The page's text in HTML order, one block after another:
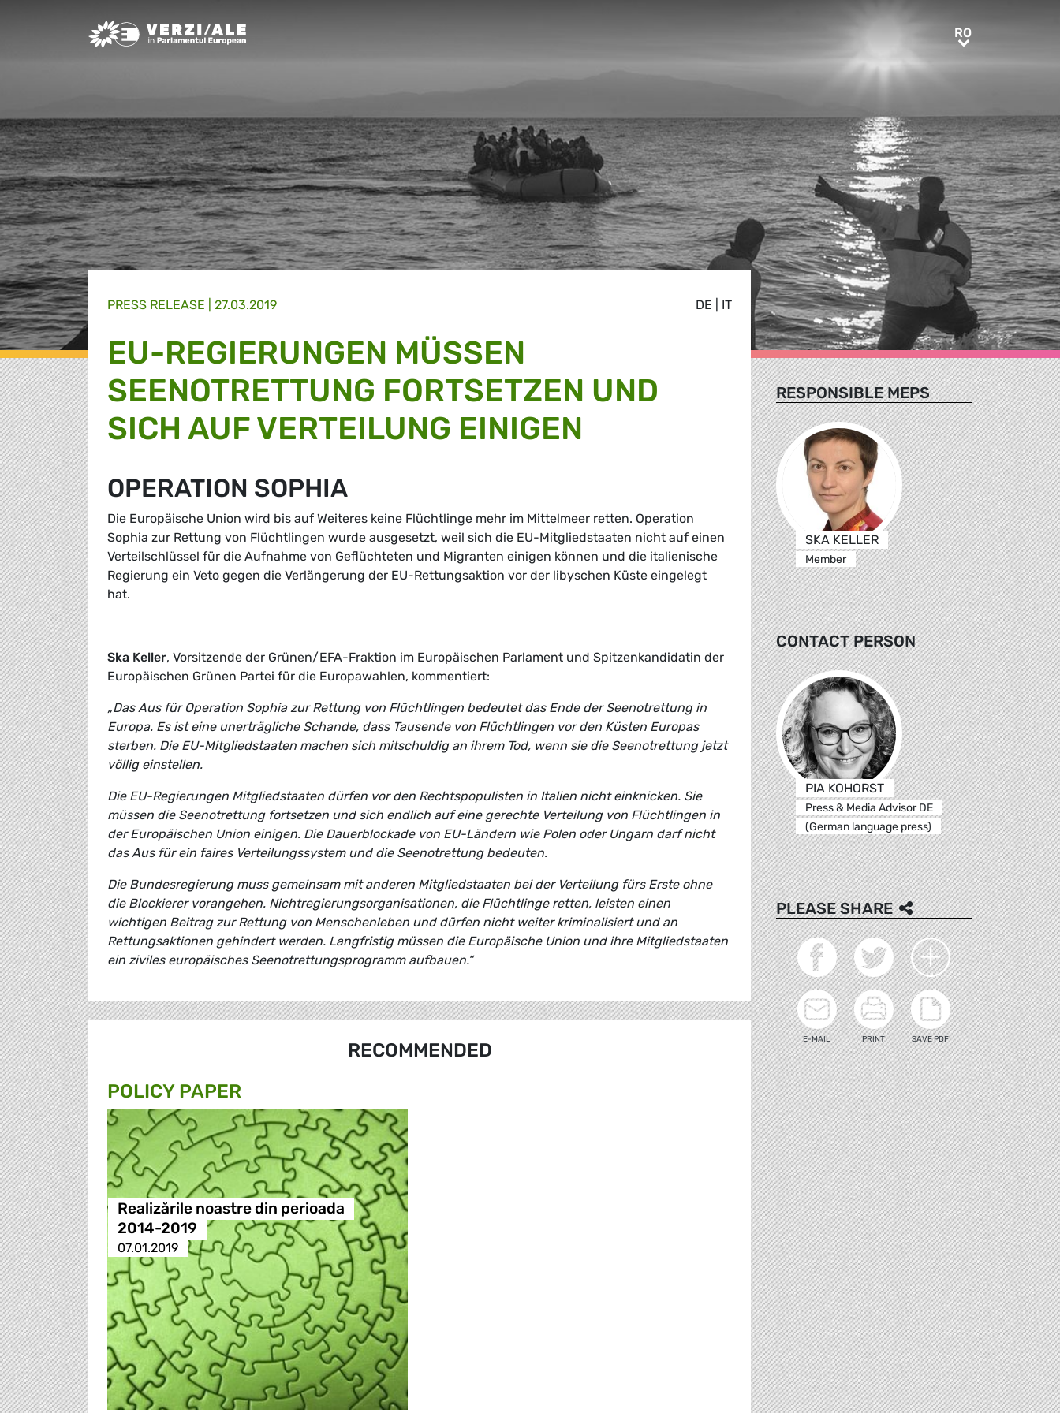
Greens/EFA Home RORO
DE IT
PRESS RELEASE | 27.03.2019
EU-REGIERUNGEN MÜSSEN
SEENOTRETTUNG FORTSETZEN UND
SICH AUF VERTEILUNG EINIGEN
OPERATION SOPHIA
Die Europäische Union wird bis auf Weiteres keine Flüchtlinge mehr im Mittelmeer retten. Operation
Sophia zur Rettung von Flüchtlingen wurde ausgesetzt, weil sich die EU-Mitgliedstaaten nicht auf einen
Verteilschlüssel für die Aufnahme von Geflüchteten und Migranten einigen können und die italienische
Regierung ein Veto gegen die Verlängerung der EU-Rettungsaktion vor der libyschen Küste eingelegt
hat.
Ska Keller, Vorsitzende der Grünen/EFA-Fraktion im Europäischen Parlament und Spitzenkandidatin der
Europäischen Grünen Partei für die Europawahlen, kommentiert:
„Das Aus für Operation Sophia zur Rettung von Flüchtlingen bedeutet das Ende der Seenotrettung in
Europa. Es ist eine unerträgliche Schande, dass Tausende von Flüchtlingen vor den Küsten Europas
sterben. Die EU-Mitgliedstaaten machen sich mitschuldig an ihrem Tod, wenn sie die Seenotrettung jetzt
völlig einstellen.
Die EU-Regierungen Mitgliedstaaten dürfen vor den Rechtspopulisten in Italien nicht einknicken. Sie
müssen die Seenotrettung fortsetzen und sich endlich auf eine gerechte Verteilung von Flüchtlingen in
der Europäischen Union einigen. Die Dauerblockade von EU-Ländern wie Polen oder Ungarn darf nicht
das Aus für ein faires Verteilungssystem und die Seenotrettung bedeuten.
Die Bundesregierung muss gemeinsam mit anderen Mitgliedstaaten bei der Verteilung fürs Erste ohne
die Blockierer vorangehen. Nichtregierungsorganisationen, die Flüchtlinge retten, leisten einen
wichtigen Beitrag zur Rettung von Menschenleben und dürfen nicht weiter kriminalisiert und an
Rettungsaktionen gehindert werden. Langfristig müssen die Europäische Union und ihre Mitgliedstaaten
ein ziviles europäisches Seenotrettungsprogramm aufbauen.“
RECOMMENDED
POLICY PAPER
Realizările noastre din perioada
2014-2019
07.01.2019
RESPONSIBLE MEPS
SKA KELLER
Member
CONTACT PERSON
PIA KOHORST
Press & Media Advisor DE
(German language press)
PLEASE SHARE
E-MAIL PRINT SAVE PDF